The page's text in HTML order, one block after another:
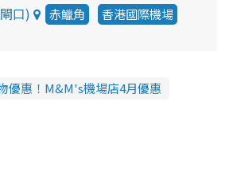
口)
赤鱲角 香港國際機場
優惠！M&M's機場店4月優惠